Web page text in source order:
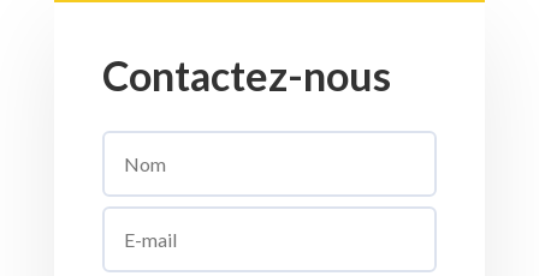
Contactez-nous